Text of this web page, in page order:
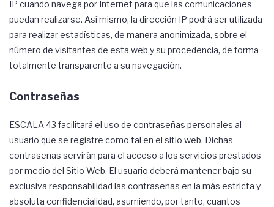
IP cuando navega por Internet para que las comunicaciones
puedan realizarse. Así mismo, la dirección IP podrá ser utilizada
para realizar estadísticas, de manera anonimizada, sobre el
número de visitantes de esta web y su procedencia, de forma
totalmente transparente a su navegación.
Contraseñas
ESCALA 43 facilitará el uso de contraseñas personales al
usuario que se registre como tal en el sitio web. Dichas
contraseñas servirán para el acceso a los servicios prestados
por medio del Sitio Web. El usuario deberá mantener bajo su
exclusiva responsabilidad las contraseñas en la más estricta y
absoluta confidencialidad, asumiendo, por tanto, cuantos